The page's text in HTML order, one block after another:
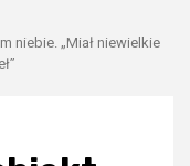
niebie. „Miał niewielkie